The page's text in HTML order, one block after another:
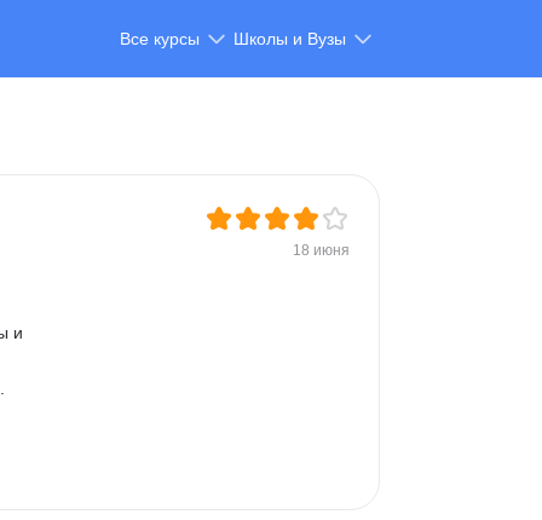
Все курсы Школы и Вузы
18 июня
и